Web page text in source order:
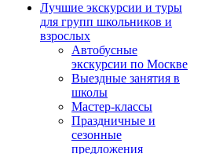
Лучшие экскурсии и туры
для групп школьников и
взрослых
Автобусные
экскурсии по Москве
Выездные занятия в
школы
Мастер-классы
Праздничные и
сезонные
предложения